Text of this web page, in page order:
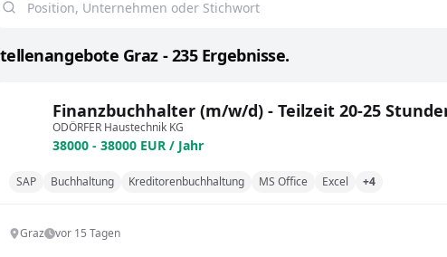
Graz - 235 Ergebnisse.
Finanzbuchhalter (m/w/d) - Teilzeit 20-25
ODÖRFER Haustechnik KG
38000 - 38000 EUR / Jahr
SAP Buchhaltung Kreditorenbuchhaltung MS Office Excel +4
Graz vor 15 Tagen